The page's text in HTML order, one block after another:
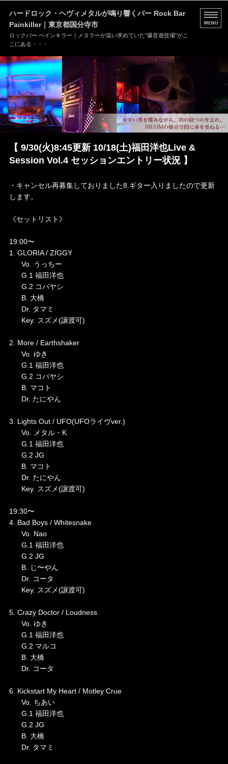
ハードロック・ヘヴィメタルが鳴り響くバー Rock Bar
Painkiller｜東京都国分寺市
ロックバー ペインキラー｜メタラーが追い求めていた”爆音遊技場”がこ
こにある・・・
HOME
MENU
店舗情報
ブログ
お問い合わせ
【 9/30(火)8:45更新 10/18(土)福田洋也Live &
Session Vol.4 セッションエントリー状況 】
・キャンセル再募集しておりました8.ギター入りましたので更新
します。
《セットリスト》
19:00〜
1. GLORIA / ZIGGY
Vo. うっちー
G.1 福田洋也
G.2 コバヤシ
B. 大橋
Dr. タマミ
Key. スズメ(譲渡可)
2. More / Earthshaker
Vo. ゆき
G.1 福田洋也
G.2 コバヤシ
B. マコト
Dr. たにやん
3. Lights Out / UFO(UFOライヴver.)
Vo. メタル・K
G.1 福田洋也
G.2 JG
B. マコト
Dr. たにやん
Key. スズメ(譲渡可)
19:30〜
4. Bad Boys / Whitesnake
Vo. Nao
G.1 福田洋也
G.2 JG
B. じ〜やん
Dr. コータ
Key. スズメ(譲渡可)
5. Crazy Doctor / Loudness
Vo. ゆき
G.1 福田洋也
G.2 マルコ
B. 大橋
Dr. コータ
6. Kickstart My Heart / Motley Crue
Vo. ちあい
G.1 福田洋也
G.2 JG
B. 大橋
Dr. タマミ